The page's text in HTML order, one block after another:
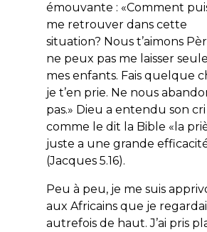
émouvante : «Comment
me retrouver dans cette
situation? Nous t’aimons
ne peux pas me laisser
mes enfants. Fais quelque
je t’en prie. Ne nous
pas.» Dieu a entendu son cri
comme le dit la Bible «la
juste a une grande
(Jacques 5.16).
Peu à peu, je me suis
aux Africains que je
autrefois de haut. J’ai pris